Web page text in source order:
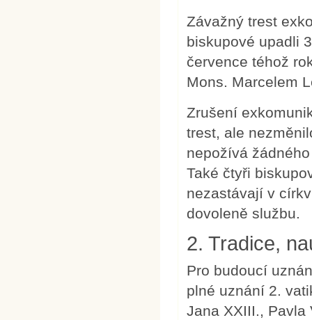
Závažný trest
biskupové upadli
července téhož
Mons. Marcelem
Zrušení
trest, ale
nepožívá
Také čtyři
nezastávají v
dovoleně službu.
2. Tradice,
Pro budoucí
plné uznání 2.
Jana XXIII., Pavla